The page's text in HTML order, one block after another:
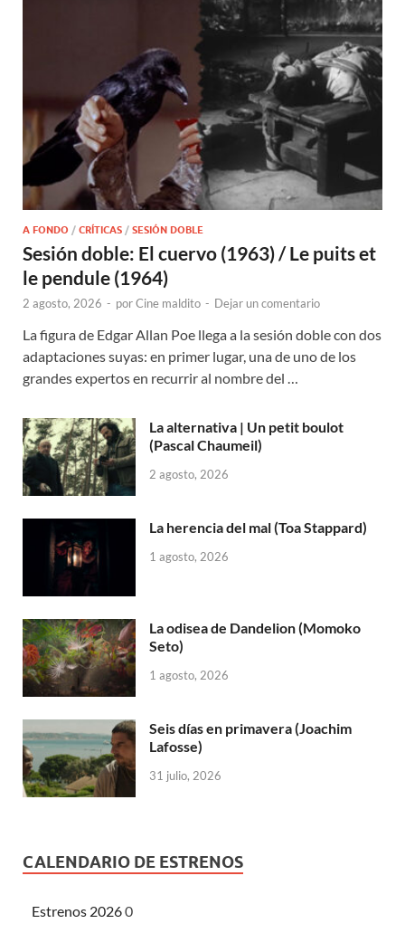
A FONDO / CRÍTICAS / SESIÓN DOBLE
Sesión doble: El cuervo (1963) / Le puits et
le pendule (1964)
2 agosto, 2026 - porCine maldito - Dejar un comentario
La figura de Edgar Allan Poe llega a la sesión doble con dos
adaptaciones suyas: en primer lugar, una de uno de los
grandes expertos en recurrir al nombre del …
La alternativa | Un petit boulot
(Pascal Chaumeil)
2 agosto, 2026
La herencia del mal (Toa Stappard)
1 agosto, 2026
La odisea de Dandelion (Momoko
Seto)
1 agosto, 2026
Seis días en primavera (Joachim
Lafosse)
31 julio, 2026
CALENDARIO DE ESTRENOS
Estrenos 20260